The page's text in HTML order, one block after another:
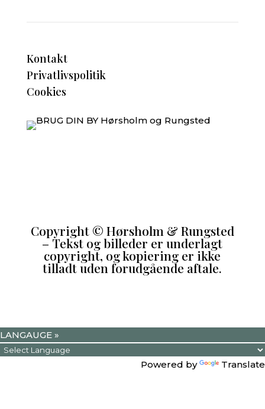
Kontakt
Privatlivspolitik
Cookies
Copyright © Hørsholm & Rungsted
– Tekst og billeder er underlagt
copyright, og kopiering er ikke
tilladt uden forudgående aftale.
LANGAUGE »
Powered by Translate